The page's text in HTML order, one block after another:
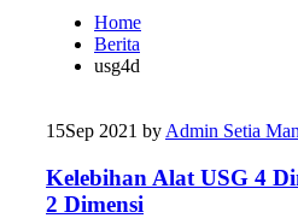
Home
Berita
usg4d
15Sep 2021 by Admin Setia
Kelebihan Alat USG 4
2 Dimensi